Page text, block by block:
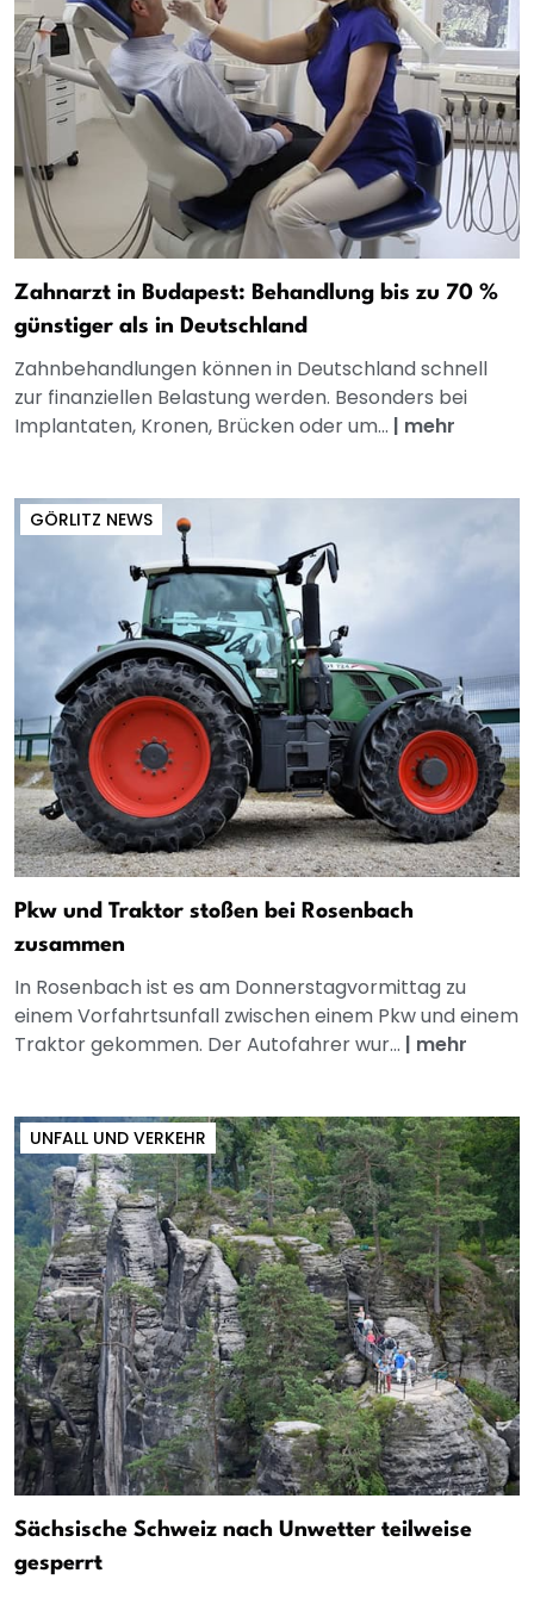
Zahnarzt in Budapest: Behandlung bis zu 70 %
günstiger als in Deutschland
Zahnbehandlungen können in Deutschland schnell
zur finanziellen Belastung werden. Besonders bei
Implantaten, Kronen, Brücken oder um... | mehr
GÖRLITZ NEWS
Pkw und Traktor stoßen bei Rosenbach
zusammen
In Rosenbach ist es am Donnerstagvormittag zu
einem Vorfahrtsunfall zwischen einem Pkw und einem
Traktor gekommen. Der Autofahrer wur... | mehr
UNFALL UND VERKEHR
Sächsische Schweiz nach Unwetter teilweise
gesperrt